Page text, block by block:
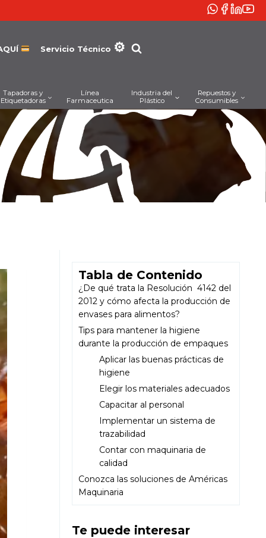
Servicio Técnico
Tapadoras y
Etiquetadoras
Línea
Farmaceutica
Industria del
Plástico
Repuestos y
Consumibles
Tabla de Contenido
¿De qué trata la Resolución 4142 del
2012 y cómo afecta la producción de
envases para alimentos?
Tips para mantener la higiene
durante la producción de empaques
Aplicar las buenas prácticas de
higiene
Elegir los materiales adecuados
Capacitar al personal
Implementar un sistema de
trazabilidad
Contar con maquinaria de
calidad
Conozca las soluciones de Américas
Maquinaria
Te puede interesar